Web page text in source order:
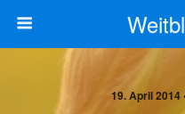
19. April 2014